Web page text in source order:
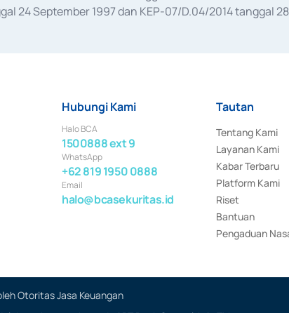
24 September 1997 dan KEP-07/D.04/2014 tanggal
Hubungi Kami
Halo BCA
1500888 ext 9
WhatsApp
+62 819 1950 0888
Email
halo@bcasekuritas.id
Tautan
Tentang Kami
Layanan Kami
Kabar Terbaru
Platform Kami
Riset
Bantuan
Pengaduan
Otoritas Jasa Keuangan